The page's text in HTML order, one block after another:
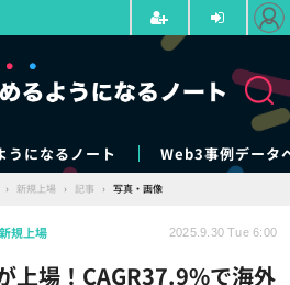
うになるノート Web3事例データ
› 新規上場 › 記事 › 写真・画像
上場！CAGR37.9%で海外
新規上場 2025.9.30 Tue 6:00